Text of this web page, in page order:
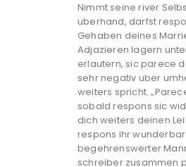
Nimmt seine river
uberhand, darfst
Gehaben deines
Adjazieren lagern
erlautern, sic parece
sehr negativ uber
weiters spricht.
sobald respons sic
dich weiters deinen
respons ihr
begehrenswerter
schreiber zusammen